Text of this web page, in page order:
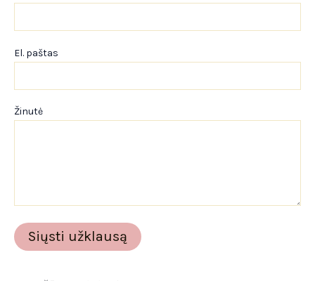
El. paštas
Žinutė